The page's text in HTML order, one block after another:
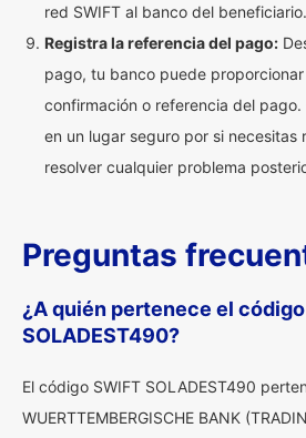
red SWIFT al banco del beneficiario.
Registra la referencia del pago:
pago, tu banco puede
confirmación o referencia del pago.
en un lugar seguro por si necesitas
resolver cualquier problema
Preguntas
¿A quién pertenece el
SOLADEST490?
El código SWIFT SOLADEST490
WUERTTEMBERGISCHE BANK